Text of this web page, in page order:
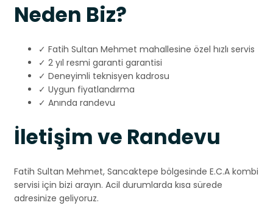
Neden Biz?
✓ Fatih Sultan Mehmet mahallesine özel hızlı servis
✓ 2 yıl resmi garanti garantisi
✓ Deneyimli teknisyen kadrosu
✓ Uygun fiyatlandırma
✓ Anında randevu
İletişim ve Randevu
Fatih Sultan Mehmet, Sancaktepe bölgesinde E.C.A kombi
servisi için bizi arayın. Acil durumlarda kısa sürede
adresinize geliyoruz.